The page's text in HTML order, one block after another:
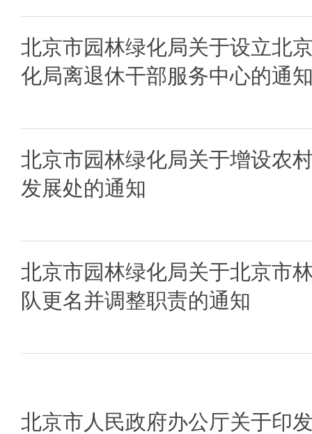
北京市园林绿化局关于设立北
化局离退休干部服务中心的通
北京市园林绿化局关于增设农
发展处的通知
北京市园林绿化局关于北京市
队更名并调整职责的通知
北京市人民政府办公厅关于印